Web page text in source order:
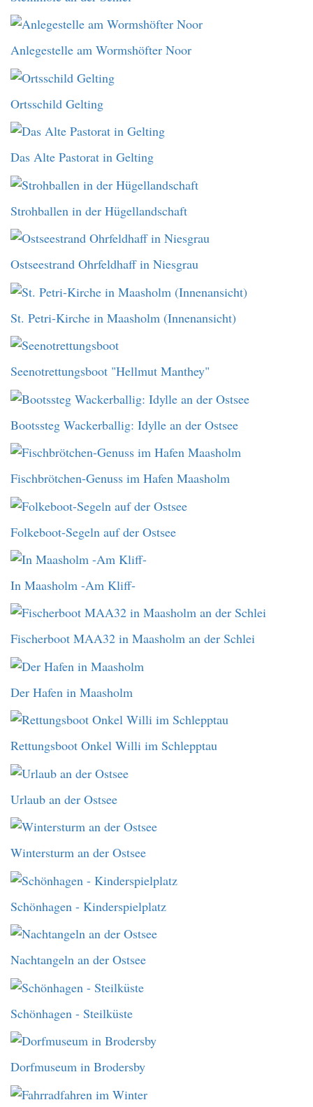
Anlegestelle am Wormshöfter Noor
Ortsschild Gelting
Das Alte Pastorat in Gelting
Strohballen in der Hügellandschaft
Ostseestrand Ohrfeldhaff in Niesgrau
St. Petri-Kirche in Maasholm (Innenansicht)
Seenotrettungsboot "Hellmut Manthey"
Bootssteg Wackerballig: Idylle an der Ostsee
Fischbrötchen-Genuss im Hafen Maasholm
Folkeboot-Segeln auf der Ostsee
In Maasholm -Am Kliff-
Fischerboot MAA32 in Maasholm an der Schlei
Der Hafen in Maasholm
Rettungsboot Onkel Willi im Schlepptau
Urlaub an der Ostsee
Wintersturm an der Ostsee
Schönhagen - Kinderspielplatz
Nachtangeln an der Ostsee
Schönhagen - Steilküste
Dorfmuseum in Brodersby